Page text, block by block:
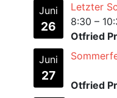
Juni
26
Letzter
8:30 –
Otfried
Juni
27
Otfried